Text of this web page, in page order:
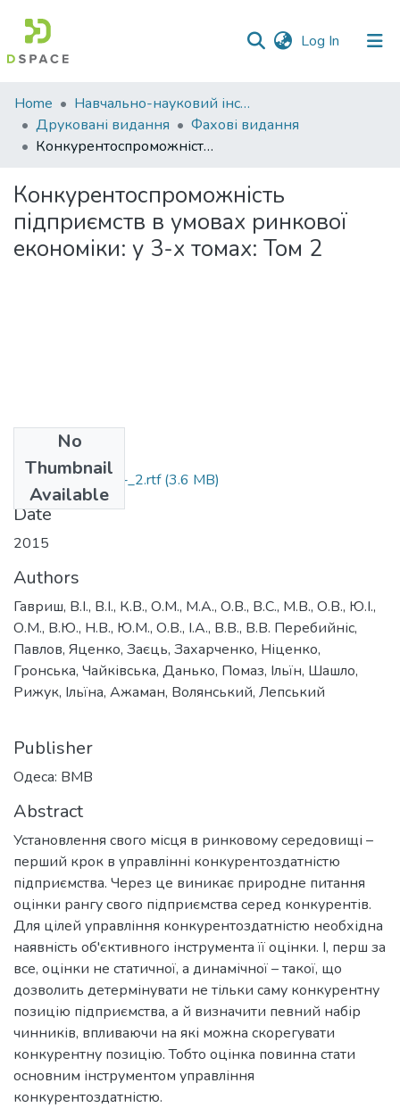
Log In (current)
Communities
&
Collections
Statistics
Home
Навчально-науковий інститут економіки, управління, права та інформаційних технологій
Друковані видання
Фахові видання
Конкурентоспроможність підприємств в умовах ринкової економіки: у 3-х томах: Том 2
Конкурентоспроможність
підприємств в умовах ринкової
економіки: у 3-х томах: Том 2
No
Thumbnail
Available
Монография_Т_-_2.rtf(3.6 MB)
Date
2015
Authors
Гавриш, В.І., В.І., К.В., О.М., М.А., О.В., В.С., М.В., О.В., Ю.І.,
О.М., В.Ю., Н.В., Ю.М., О.В., І.А., В.В., В.В. Перебийніс,
Павлов, Яценко, Заєць, Захарченко, Ніценко,
Гронська, Чайківська, Данько, Помаз, Ільїн, Шашло,
Рижук, Ільїна, Ажаман, Волянський, Лепський
Publisher
Одеса: ВМВ
Abstract
Установлення свого місця в ринковому середовищі –
перший крок в управлінні конкурентоздатністю
підприємства. Через це виникає природне питання
оцінки рангу свого підприємства серед конкурентів.
Для цілей управління конкурентоздатністю необхідна
наявність об'єктивного інструмента її оцінки. І, перш за
все, оцінки не статичної, а динамічної – такої, що
дозволить детермінувати не тільки саму конкурентну
позицію підприємства, а й визначити певний набір
чинників, впливаючи на які можна скорегувати
конкурентну позицію. Тобто оцінка повинна стати
основним інструментом управління
конкурентоздатністю.